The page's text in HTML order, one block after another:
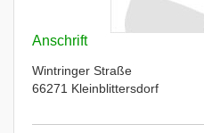
Anschrift
Wintringer Straße
66271 Kleinblittersdorf